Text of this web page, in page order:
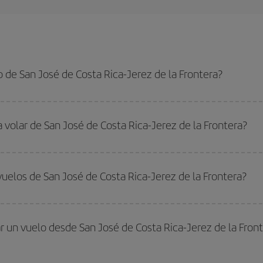
San José de Costa Rica-Jerez de la Frontera?
y vuelta.de San José de Costa Rica-Jerez de la Frontera?
mostraremos los vuelos más baratos, no solo
para tu consulta, sino
busca en las diferentes opciones de vuelo que te ofrecemos cada día:
de San José de Costa Rica-Jerez de la Frontera?
Además, sobre todo si estás pensando en una escapada de fin de
vuelo desde San José de Costa Rica-Jerez de la